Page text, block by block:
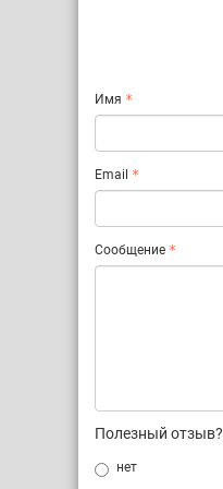
Имя
Email
Сообщение
Полезный отзыв?
нет